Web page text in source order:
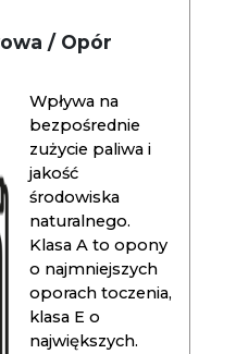
/ Opór
Wpływa na
bezpośrednie
zużycie paliwa i
jakość
środowiska
naturalnego.
Klasa A to opony
o najmniejszych
oporach toczenia,
klasa E o
największych.